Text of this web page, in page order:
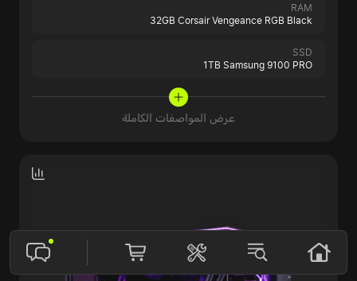
RAM
32GB Corsair Vengeance RGB Black
SSD
1TB Samsung 9100 PRO
عرض المواصفات الكاملة